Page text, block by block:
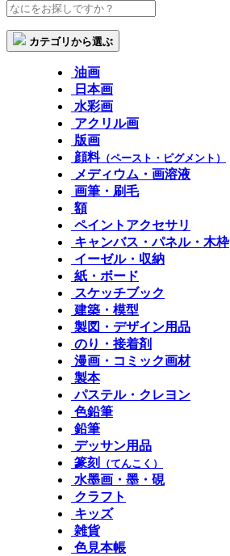
カテゴリから選ぶ
油画
日本画
水彩画
アクリル画
版画
顔料（ペースト・ピグメント）
メディウム・画溶液
画筆・刷毛
額
ペイントアクセサリ
キャンバス・パネル・木枠
イーゼル・収納
紙・ボード
スケッチブック
建築・模型
製図・デザイン用品
のり・接着剤
漫画・コミック画材
製本
パステル・クレヨン
色鉛筆
鉛筆
デッサン用品
篆刻
（てんこく）
水墨画・墨・硯
クラフト
キッズ
雑貨
色見本帳